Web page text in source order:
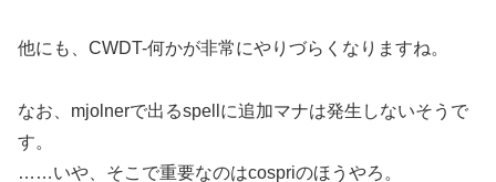
他にも、CWDT-何かが非常にやりづらくなりますね。
なお、mjolnerで出るspellに追加マナは発生しないそうで
す。
……いや、そこで重要なのはcospriのほうやろ。